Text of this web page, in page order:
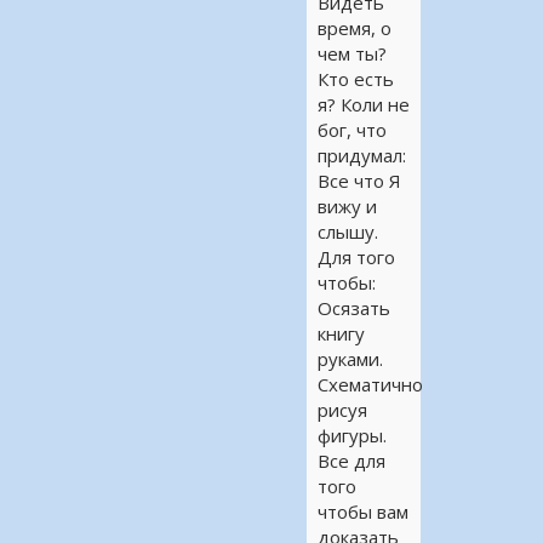
время, о
чем ты?
Кто есть
я? Коли не
бог, что
придумал:
Все что Я
вижу и
слышу.
Для того
чтобы:
Осязать
книгу
руками.
Схематично
рисуя
фигуры.
Все для
того
чтобы вам
доказать